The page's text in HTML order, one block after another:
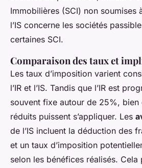
Immobilières (SCI) non soumises
l’IS concerne les sociétés
certaines SCI.
Comparaison des taux et
Les taux d’imposition varient
l’IR et l’IS. Tandis que l’IR est
souvent fixe autour de 25%, bien
réduits puissent s’appliquer. Les
de l’IS incluent la déduction des
et un taux d’imposition
selon les bénéfices réalisés.